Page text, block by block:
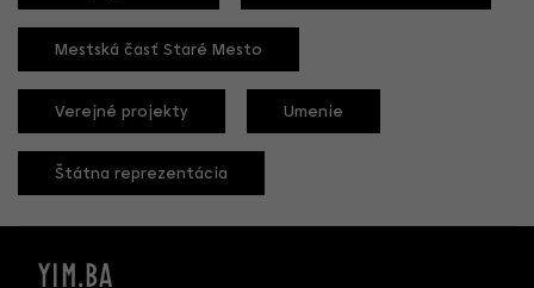
Mestská časť Staré Mesto
Verejné projekty Umenie
Štátna reprezentácia